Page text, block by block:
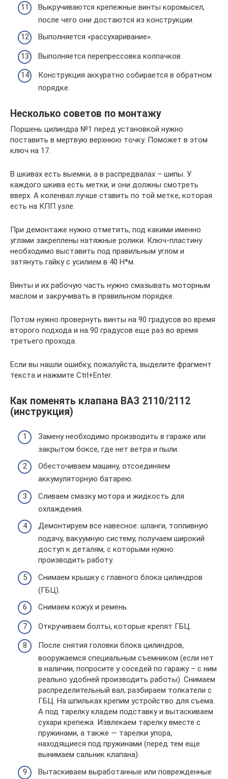
Выкручиваются крепежные винты коромысел,
после чего они достаются из конструкции.
Выполняется «рассухаривание».
Выполняется перепрессовка колпачков.
Конструкция аккуратно собирается в обратном
порядке.
Несколько советов по монтажу
Поршень цилиндра №1 перед установкой нужно
поставить в мертвую верхнюю точку. Поможет в этом
ключ на 17.
В шкивах есть выемки, а в распредвалах – шипы. У
каждого шкива есть метки, и они должны смотреть
вверх. А коленвал лучше ставить по той метке, которая
есть на КПП узле.
При демонтаже нужно отметить, под какими именно
углами закреплены натяжные ролики. Ключ-пластину
необходимо выставить под правильным углом и
затянуть гайку с усилием в 40 Н*м.
Винты и их рабочую часть нужно смазывать моторным
маслом и закручивать в правильном порядке.
Потом нужно провернуть винты на 90 градусов во время
второго подхода и на 90 градусов еще раз во время
третьего прохода.
Если вы нашли ошибку, пожалуйста, выделите фрагмент
текста и нажмите Ctrl+Enter.
Как поменять клапана ВАЗ 2110/2112
(инструкция)
Замену необходимо производить в гараже или
закрытом боксе, где нет ветра и пыли.
Обесточиваем машину, отсоединяем
аккумуляторную батарею.
Сливаем смазку мотора и жидкость для
охлаждения.
Демонтируем все навесное: шланги, топливную
подачу, вакуумную систему, получаем широкий
доступ к деталям, с которыми нужно
производить работу.
Снимаем крышку с главного блока цилиндров
(ГБЦ).
Снимаем кожух и ремень.
Откручиваем болты, которые крепят ГБЦ.
После снятия головки блока цилиндров,
вооружаемся специальным съемником (если нет
в наличии, попросите у соседей по гаражу – с ним
реально удобней производить работы). Снимаем
распределительный вал, разбираем толкатели с
ГБЦ. На шпильках крепим устройство для съема.
А под тарелку кладем подставку и вытаскиваем
сухари крепежа. Извлекаем тарелку вместе с
пружинами, а также — тарелки упора,
находящиеся под пружинами (перед тем еще
вынимаем сальник клапана).
Вытаскиваем выработанные или поврежденные